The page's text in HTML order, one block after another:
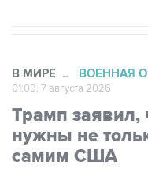
В МИРЕ → ВОЕННАЯ
01:09, 7 августа 2026
Трамп заявил,
нужны не
самим США